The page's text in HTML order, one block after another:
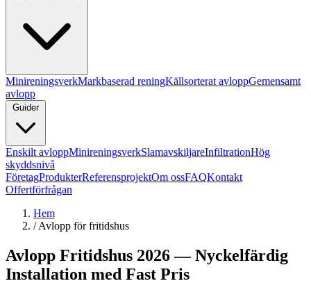
MinireningsverkMarkbaserad reningKällsorterat avloppGemensamt
avlopp
Guider
Enskilt avloppMinireningsverkSlamavskiljareInfiltrationHög
skyddsnivå
FöretagProdukterReferensprojektOm ossFAQKontakt
Offertförfrågan
Hem
/ Avlopp för fritidshus
Avlopp Fritidshus 2026 — Nyckelfärdig
Installation med Fast Pris